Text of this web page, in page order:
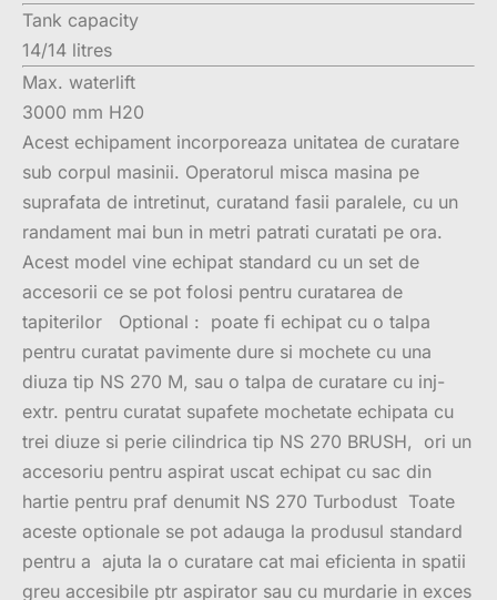
Tank capacity
14/14 litres
Max. waterlift
3000 mm H20
Acest echipament incorporeaza unitatea de curatare
sub corpul masinii. Operatorul misca masina pe
suprafata de intretinut, curatand fasii paralele, cu un
randament mai bun in metri patrati curatati pe ora.
Acest model vine echipat standard cu un set de
accesorii ce se pot folosi pentru curatarea de
tapiterilor Optional : poate fi echipat cu o talpa
pentru curatat pavimente dure si mochete cu una
diuza tip NS 270 M, sau o talpa de curatare cu inj-
extr. pentru curatat supafete mochetate echipata cu
trei diuze si perie cilindrica tip NS 270 BRUSH, ori un
accesoriu pentru aspirat uscat echipat cu sac din
hartie pentru praf denumit NS 270 Turbodust Toate
aceste optionale se pot adauga la produsul standard
pentru a ajuta la o curatare cat mai eficienta in spatii
greu accesibile ptr aspirator sau cu murdarie in exces